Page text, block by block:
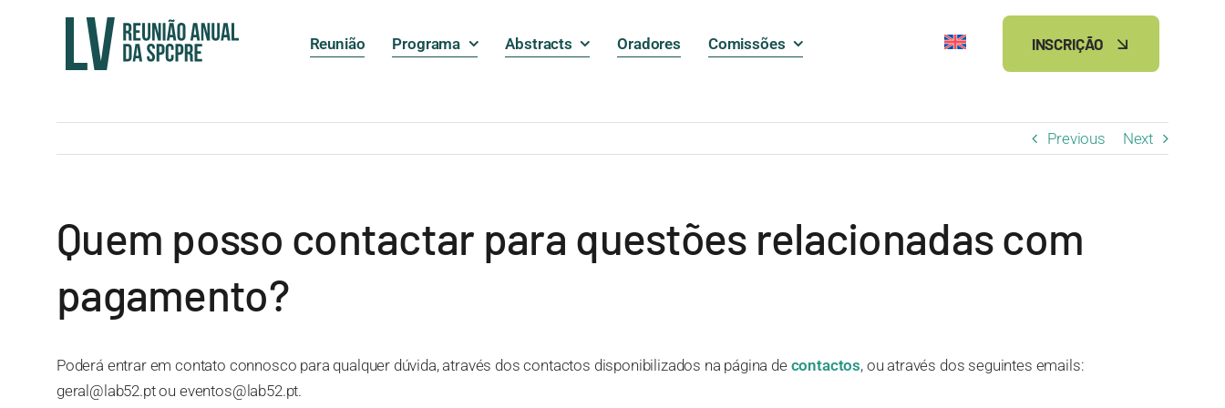
Reunião Programa Abstracts Oradores Comissões INSCRIÇÃO
Previous Next
Quem posso contactar para questões relacionadas com
pagamento?
Poderá entrar em contato connosco para qualquer dúvida, através dos contactos disponibilizados na página de contactos, ou através dos seguintes emails:
geral@lab52.pt ou eventos@lab52.pt.